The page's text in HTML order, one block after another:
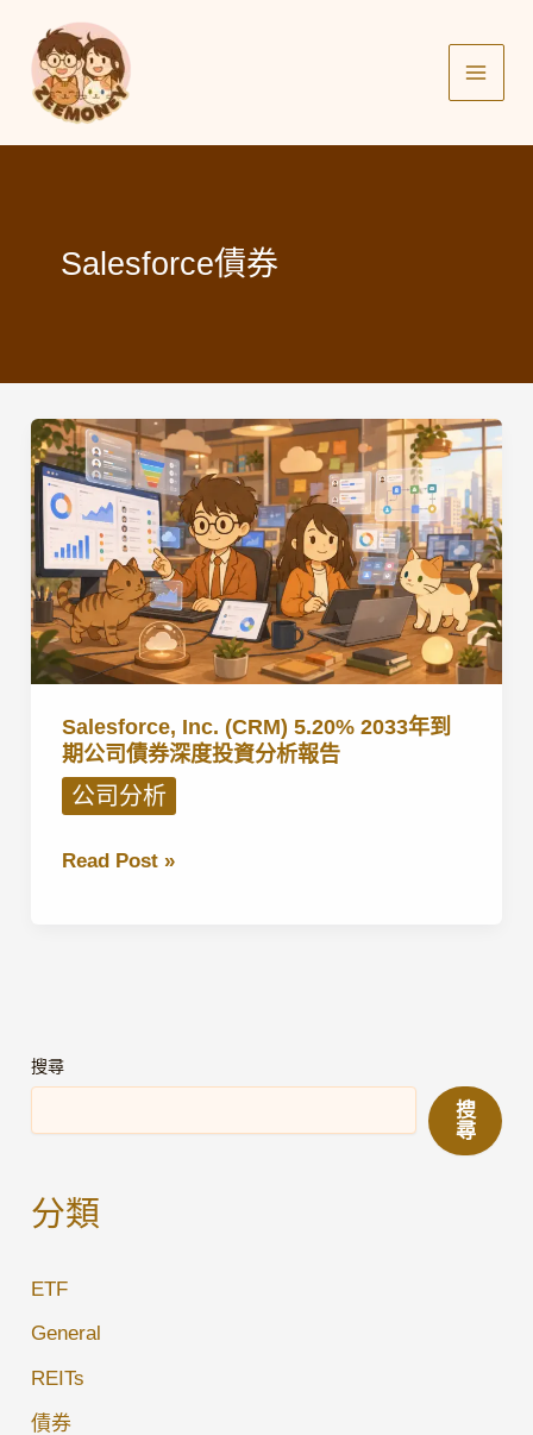
content
Salesforce債券
Salesforce, Inc. (CRM) 5.20% 2033年到
期公司債券深度投資分析報告
公司分析
Salesforce,
到
期
債
券
度
投
析
Read Post »
搜尋
搜
尋
分類
ETF
General
REITs
債券